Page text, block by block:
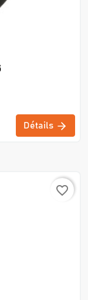
Détails
favorite_border